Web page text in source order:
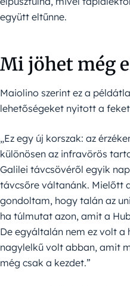
együtt eltűnne.
Mi jöhet még
Maiolino szerint ez a
lehetőségeket nyitott a
„Ez egy új korszak: az
különösen az infravörös
Galilei távcsövéről egyik
távcsőre váltanánk. Mielőtt
gondoltam, hogy talán az
ha túlmutat azon, amit a
De egyáltalán nem ez volt a
nagylelkű volt abban, amit
még csak a kezdet.”